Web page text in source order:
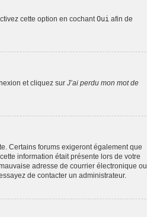
cette option en cochant Oui afin de
et cliquez sur J’ai perdu mon mot de
Certains forums exigeront également que
information était présente lors de votre
adresse de courrier électronique ou
de contacter un administrateur.